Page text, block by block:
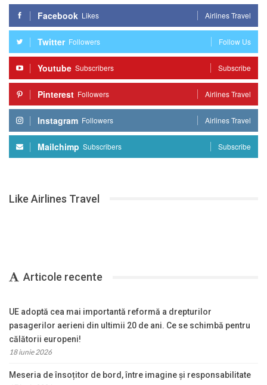
Facebook Likes Airlines Travel
Twitter Followers Follow Us
Youtube Subscribers Subscribe
Pinterest Followers Airlines Travel
Instagram Followers Airlines Travel
Mailchimp Subscribers Subscribe
Like Airlines Travel
Articole recente
UE adoptă cea mai importantă reformă a drepturilor
pasagerilor aerieni din ultimii 20 de ani. Ce se schimbă pentru
călătorii europeni!
18 iunie 2026
Meseria de însoțitor de bord, între imagine și responsabilitate